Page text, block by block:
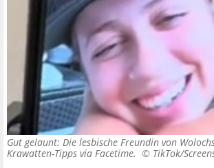
Gut gelaunt: Die lesbische Freundin von
Krawatten-Tipps via Facetime. © TikTok/